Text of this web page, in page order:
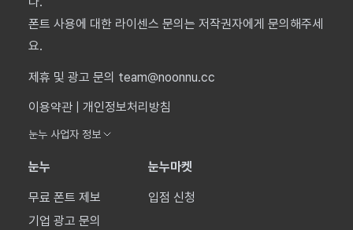
폰트 사용에 대한 라이센스 문의는 저작권자에게 문의해주세
요.
제휴 및 광고 문의 team@noonnu.cc
이용약관
개인정보처리방침
눈누 사업자 정보
눈누
무료 폰트 제보
기업 광고 문의
눈누마켓
입점 신청